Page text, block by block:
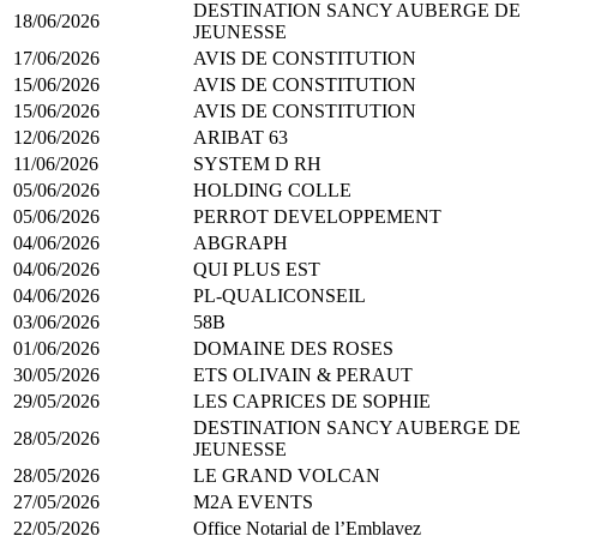
18/06/2026
DESTINATION SANCY AUBERGE DE
JEUNESSE
17/06/2026
AVIS DE CONSTITUTION
15/06/2026
AVIS DE CONSTITUTION
15/06/2026
AVIS DE CONSTITUTION
12/06/2026
ARIBAT 63
11/06/2026
SYSTEM D RH
05/06/2026
HOLDING COLLE
05/06/2026
PERROT DEVELOPPEMENT
04/06/2026
ABGRAPH
04/06/2026
QUI PLUS EST
04/06/2026
PL-QUALICONSEIL
03/06/2026
58B
01/06/2026
DOMAINE DES ROSES
30/05/2026
ETS OLIVAIN & PERAUT
29/05/2026
LES CAPRICES DE SOPHIE
28/05/2026
DESTINATION SANCY AUBERGE DE
JEUNESSE
28/05/2026
LE GRAND VOLCAN
27/05/2026
M2A EVENTS
22/05/2026
Office Notarial de l’Emblavez